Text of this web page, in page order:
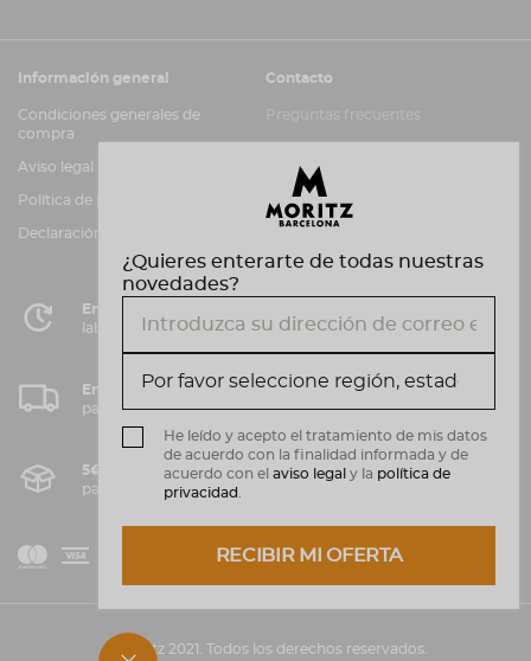
Información general
Condiciones generales de
compra
Aviso legal
Política de privacidad y cookies
Declaración de accesibilidad
Contacto
Canal de información
Entrega en 72 horas
laborables en Península
Envío gratuito
para compras superiores a 50€.
5€ de gastos de envío*
para compras inferiores a 50€.
© Moritz 2021. Todos los derechos reservados.
¿Quieres enterarte de todas nuestras
novedades?
He leído y acepto el tratamiento de mis datos
de acuerdo con la finalidad informada y de
acuerdo con el aviso legal y la política de
privacidad
RECIBIR MI OFERTA